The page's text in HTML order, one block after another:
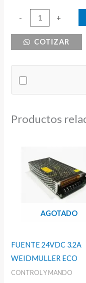
-
CONTROL
NIVEL
cantidad
+
COTIZAR
Productos
AGOTADO
FUENTE 24VDC 3.2A
WEIDMULLER ECO
CONTROL Y MANDO